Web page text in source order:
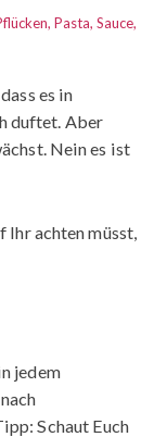
es in
duftet. Aber
Nein es ist
Ihr achten müsst,
jedem
Schaut Euch